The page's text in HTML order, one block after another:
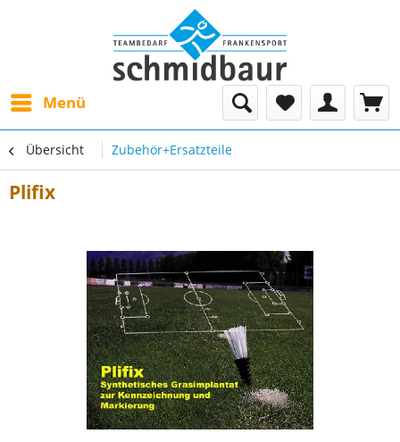
Menü
Übersicht Zubehör+Ersatzteile
Plifix